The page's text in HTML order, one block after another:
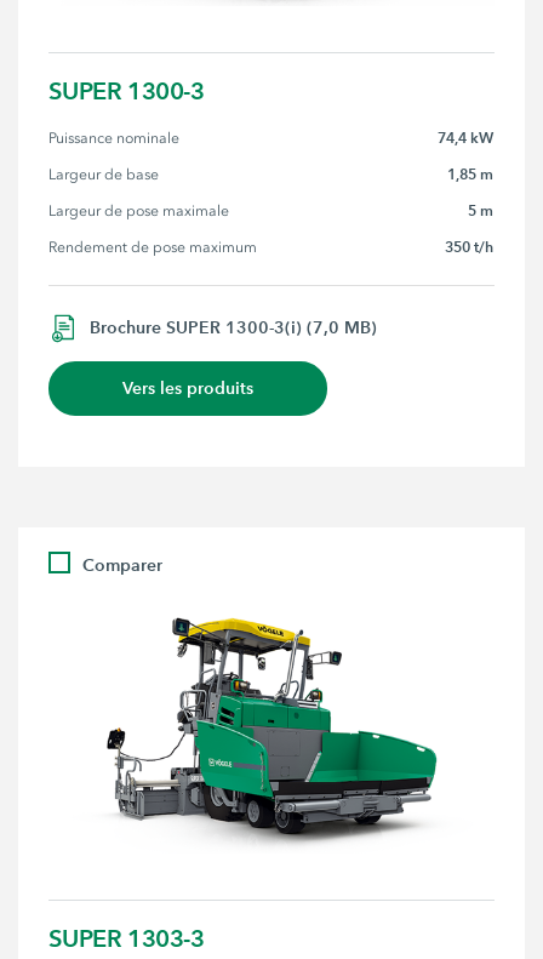
SUPER 1300-3
Puissance nominale 74,4 kW
Largeur de base 1,85 m
Largeur de pose maximale 5 m
Rendement de pose maximum 350 t/h
Brochure SUPER 1300-3(i) (7,0 MB)
Vers les produits
Comparer
SUPER 1303-3